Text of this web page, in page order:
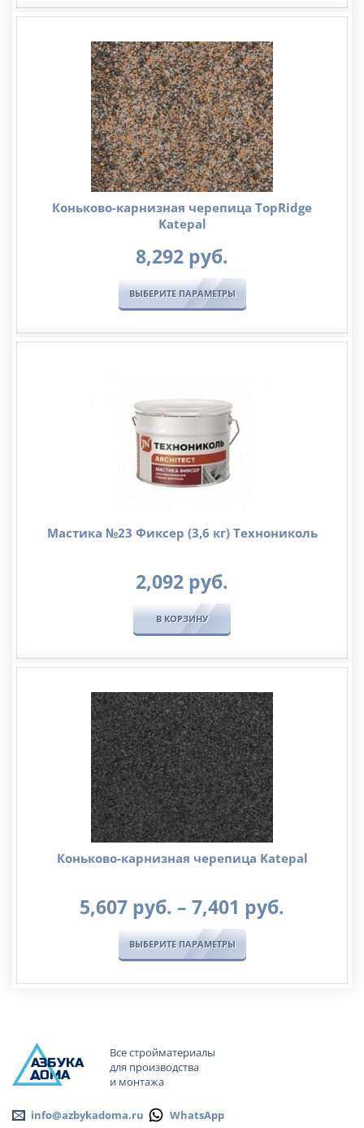
Коньково-карнизная черепица TopRidge
Katepal
8,292 руб.
ВЫБЕРИТЕ ПАРАМЕТРЫ
Мастика №23 Фиксер (3,6 кг) Технониколь
2,092 руб.
В КОРЗИНУ
Коньково-карнизная черепица Katepal
5,607 руб. – 7,401 руб.
ВЫБЕРИТЕ ПАРАМЕТРЫ
ОМА
АЗБУКА
Все стройматериалы
для производства
и монтажа
info@azbykadoma.ru WhatsApp